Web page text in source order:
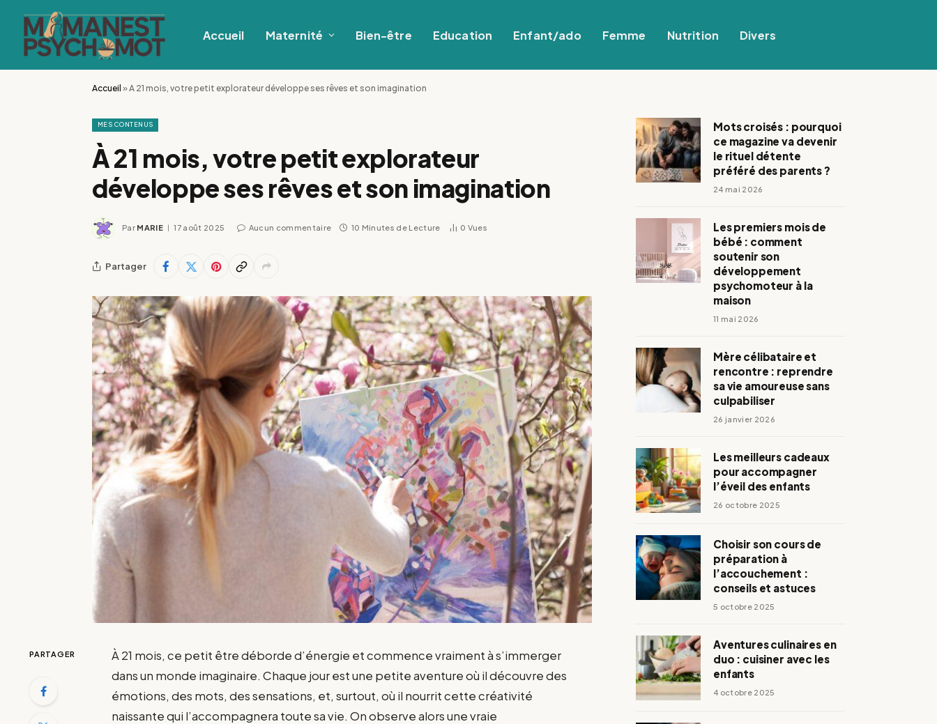
Accueil Maternité Bien-être Education Enfant/ado Femme Nutrition Divers
Accueil »À 21 mois, votre petit explorateur développe ses rêves et son imagination
MES CONTENUS
À 21 mois, votre petit explorateur
développe ses rêves et son imagination
Par MARIE 17 août 2025 Aucun commentaire 10 Minutes de Lecture 0 Vues
Partager
PARTAGER
À 21 mois, ce petit être déborde d’énergie et commence vraiment à s’immerger
dans un monde imaginaire. Chaque jour est une petite aventure où il découvre des
émotions, des mots, des sensations, et, surtout, où il nourrit cette créativité
naissante qui l’accompagnera toute sa vie. On observe alors une vraie
Mots croisés : pourquoi
ce magazine va devenir
le rituel détente
préféré des parents ?
24 mai 2026
Les premiers mois de
bébé : comment
soutenir son
développement
psychomoteur à la
maison
11 mai 2026
Mère célibataire et
rencontre : reprendre
sa vie amoureuse sans
culpabiliser
26 janvier 2026
Les meilleurs cadeaux
pour accompagner
l’éveil des enfants
26 octobre 2025
Choisir son cours de
préparation à
l’accouchement :
conseils et astuces
5 octobre 2025
Aventures culinaires en
duo : cuisiner avec les
enfants
4 octobre 2025